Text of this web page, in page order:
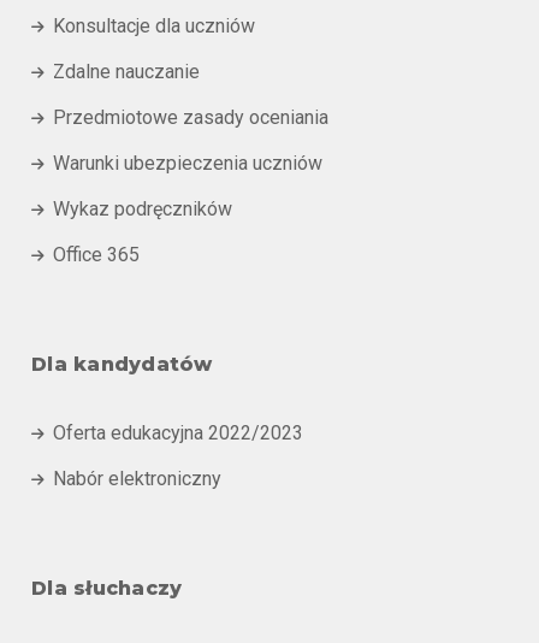
 Konsultacje dla uczniów
 Zdalne nauczanie
 Przedmiotowe zasady oceniania
 Warunki ubezpieczenia uczniów
 Wykaz podręczników
 Office 365
Dla kandydatów
 Oferta edukacyjna 2022/2023
 Nabór elektroniczny
Dla słuchaczy